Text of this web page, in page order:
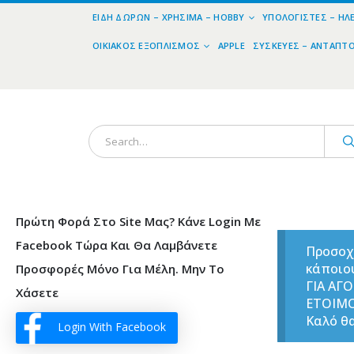
ΕΊΔΗ ΔΏΡΩΝ – ΧΡΉΣΙΜΑ – HOBBY ΥΠΟΛΟΓΙΣΤΈΣ –
ΟΙΚΙΑΚΌΣ ΕΞΟΠΛΙΣΜΌΣ APPLE ΣΥΣΚΕΥΈΣ –
ΓΙΑ
Καλό
Πρώτη Φορά Στο Site Μας? Κάνε Login Με
Facebook Τώρα Και Θα Λαμβάνετε
Προσφορές Μόνο Για Μέλη. Μην Το
Χάσετε
Login With Facebook